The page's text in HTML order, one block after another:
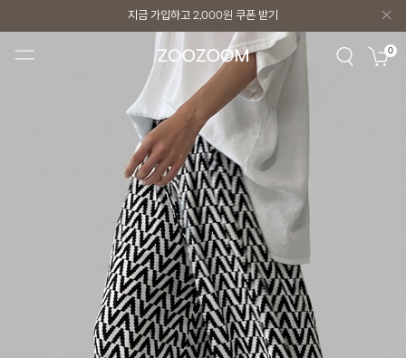
지금 가입하고 2,000원 쿠폰 받기
지금 가입하고 2,000원쿠폰 받기 0